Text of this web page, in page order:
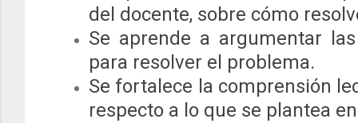
del docente, sobre cómo
Se aprende a argumentar
para resolver el problema.
Se fortalece la comprensión
respecto a lo que se plantea